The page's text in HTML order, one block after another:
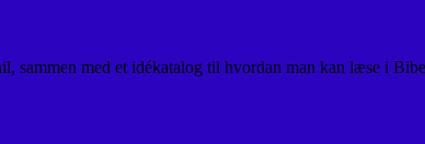
sammen med et idékatalog til hvordan man kan læse i